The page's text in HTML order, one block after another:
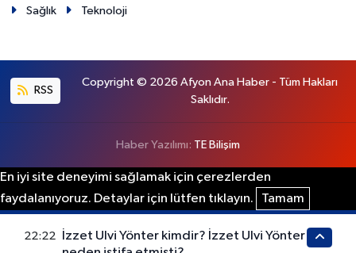
Sağlık
Teknoloji
RSS
Copyright © 2026 Afyon Ana Haber - Tüm Hakları
Saklıdır.
Haber Yazılımı: TE Bilişim
En iyi site deneyimi sağlamak için çerezlerden
faydalanıyoruz. Detaylar için lütfen tıklayın.
Tamam
22:22
İzzet Ulvi Yönter kimdir? İzzet Ulvi Yönter